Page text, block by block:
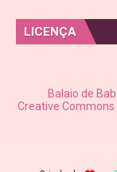
LICENÇA
Balaio de
Creative